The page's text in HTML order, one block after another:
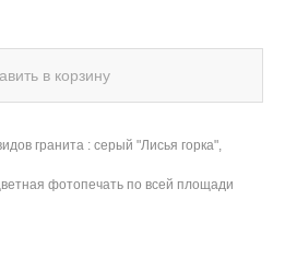
в корзину
гранита : серый "Лисья горка",
фотопечать по всей площади